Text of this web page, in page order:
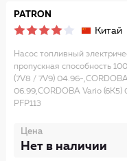
PATRON
Китай
Насос топливный
пропускная способность
(7V8 / 7V9) 04.96-
06.99,CORDOBA Vario (6K5)
PFP113
Цена
Нет в наличии